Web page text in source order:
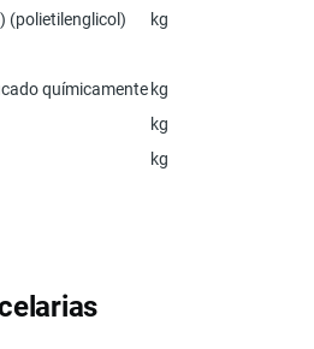
(polietilenglicol)
kg
químicamente kg
kg
kg